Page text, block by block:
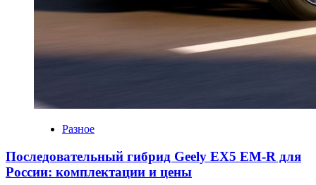
Разное
Последовательный гибрид Geely EX5 EM-R для
России: комплектации и цены